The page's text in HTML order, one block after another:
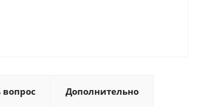
вопрос Дополнительно